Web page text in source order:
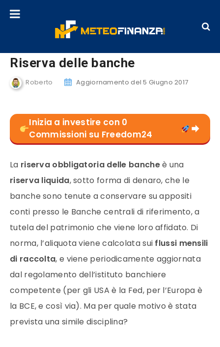
Riserva delle banche
Roberto Aggiornamento del 5 Giugno 2017
Inizia a investire con 0
Commissioni su Freedom24
La riserva obbligatoria delle bancheè una
riserva liquida, sotto forma di denaro, che le
banche sono tenute a conservare su appositi
conti presso le Banche centrali di riferimento, a
tutela del patrimonio che viene loro affidato. Di
norma, l’aliquota viene calcolata sui flussi mensili
di raccolta, e viene periodicamente aggiornata
dal regolamento dell’istituto banchiere
competente (per gli USA è la Fed, per l’Europa è
la BCE, e così via). Ma per quale motivo è stata
prevista una simile disciplina?